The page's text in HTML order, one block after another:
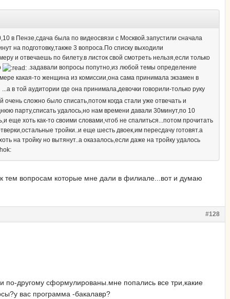
в Пензе,сдача была по видеосвязи с Москвой.запустили сначала
на подготовку,также 3 вопроса.По списку выходили
и отвечаешь по билету.в листок свой смотреть нельзя,если только
.задавали вопросы попутно,из любой темы определение
какая-то женщина из комиссии,она сама принимала экзамен в
...а в той аудитории где она принимала,девочки говорили-только руку
сложно было списать,потом когда стали уже отвечать и
парту,списать удалось,но нам времени давали 30минут,по 10
хоть как-то своими словами,чтоб не спалиться...потом прочитать
тройки..и еще шесть двоек,им пересдачу готовят.а
на тройку но вытянут..а оказалось,если даже на тройку удалось
тем вопросам которые мне дали в филиале...вот и думаю
#128
другому сформулированы.мне попались все три,какие
вас программа -бакалавр?